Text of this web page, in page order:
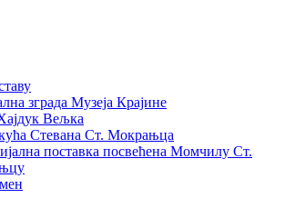
зграда Музеја Крајине
Вељка
Стевана Ст. Мокрањца
поставка посвећена Момчилу Ст.